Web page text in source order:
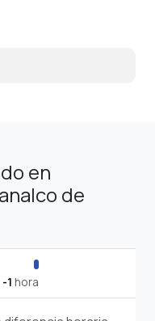
en
de
-1 hora